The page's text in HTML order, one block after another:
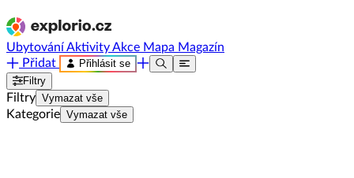
UbytováníAktivityAkce Mapa Magazín
Přidat
Přihlásit se
Filtry
Filtry Vymazat vše
Kategorie Vymazat vše